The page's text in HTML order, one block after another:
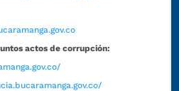
actos de corrupción: